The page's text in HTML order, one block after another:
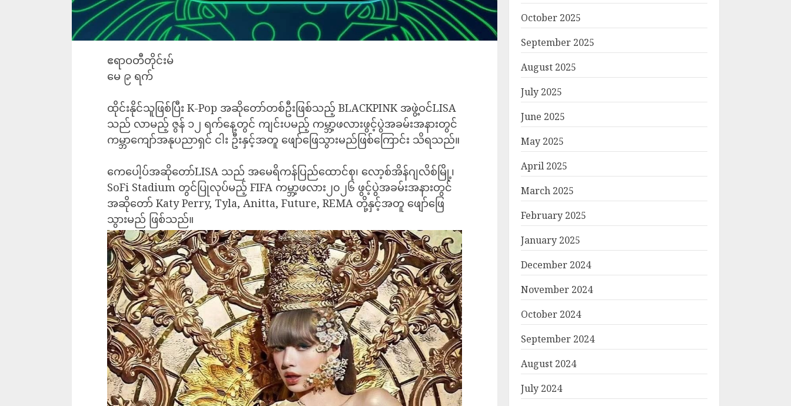
ဧရာဝတီတိုင်းမ်
မေ ၉ ရက်
ထိုင်းနိုင်သူဖြစ်ပြီး K-Pop အဆိုတော်တစ်ဦးဖြစ်သည့် BLACKPINK အဖွဲ့ဝင်LISA
သည် လာမည့် ဇွန် ၁၂ ရက်နေ့တွင် ကျင်းပမည့် ကမ္ဘာ့ဖလားဖွင့်ပွဲအခမ်းအနားတွင်
ကမ္ဘာကျော်အနုပညာရှင် ငါး ဦးနှင့်အတူ ဖျော်ဖြေသွားမည်ဖြစ်ကြောင်း သိရသည်။
ကေပေါ့ပ်အဆိုတော်LISA သည် အမေရိကန်ပြည်ထောင်စု၊ လော့စ်အိန်ဂျလိစ်မြို့၊
SoFi Stadium တွင်ပြုလုပ်မည့် FIFA ကမ္ဘာ့ဖလား၂၀၂၆ ဖွင့်ပွဲအခမ်းအနားတွင်
အဆိုတော် Katy Perry, Tyla, Anitta, Future, REMA တို့နှင့်အတူ ဖျော်ဖြေ
သွားမည် ဖြစ်သည်။
October 2025
September 2025
August 2025
July 2025
June 2025
May 2025
April 2025
March 2025
February 2025
January 2025
December 2024
November 2024
October 2024
September 2024
August 2024
July 2024